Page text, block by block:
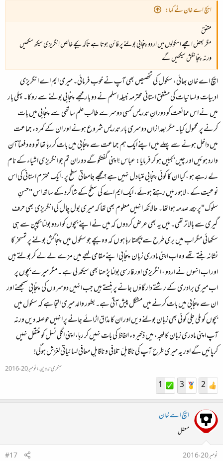
ایچ اے خان نے کہا:
متفق
مگر بعض اچھے اسکولوں میں اردو پنجابی بولنے پر فائن ہوتا ہے تاکہ بچے خالص انگریزی سیکھ سکھیں
ورنہ پنجانگش سیکھیں گے
ایچ اے خان بھائی، سکول کی تخصیص بھی آپ نے خوب فرمائی۔ میری ایم اے انگریزی
ادبیات و لسانیات کی مشفق استانی محترمہ نبیلہ اسلم نے دو بار مجھے پنجابی بولنے سے روکا۔ پہلی بار
میں نے اس ممانعت کو دورانِ تدریس کسی دوسرے طالب علم ساتھی سے پنجابی میں بات
کرنے پر محمول کیا۔ مگر بعد ازاں دوسری بار تدریس شروع ہونے اور ان کے کمرہء جماعت
میں داخل ہونے سے پہلے میں اپنے ایک ہم جماعت سے پنجابی میں بات کررہا تھا تو وہ دفعتا آن
وارد ہوئیں اور چیں بجبیں ہو کر فرمایا: عباس !اپنی گفتگو گے دوران تم جو انگریز ی اشیاء کے نام
لے رہے ہو ، کیا ان کا کوئی پنجابی متبادل نہیں ہے؟مجھے جامعاتی سطح پر ،ایک محترم استانی کی اس
نوعیت کے ، لاہور میں رہتے ہوئے، ایک ایم اے کی سطح کے شاگرد کے ساتھ اس "حسنِ
سلوک"پر بیحد صدمہ ہوا تھا۔ حالانکہ انہیں معلوم بھی تھا کہ میری بول چال کی انگریزی بھی حرف
گیری سے بالاتر تھی۔ میں یہ بھی عرض کردوں کہ میں نے اپنے بچوں کو اردو بولنا بچپن سے ہی
سکھائی مگر اب میں بری طرح سے پچھتا رہا ہو ں کہ وہ بچے جو سکول میں پنجاگش بولنے پر تمسخر کا
نشانہ بنتے تھے وہ اب اپنی مادری زبان پنجابی اپنے مقامی لہجے میں مزے لے لے کر بولتے ہیں
اور اب انہوں نے اردو ، انگریزی اور فارسی بولنا پڑھنا بھی سیکھ لی ہے ۔ مگر میرے بچوں پر
اب میری برادری کے رشتے دار گاؤں جانے پر ہنستے ہیں جب انہیں دوسروں کی پنجابی سمجھنے اور
ان سے پنجابی میں بات کرنے میں مشکل پیش آتی ہے۔ بطور والد میری التجا ہے کہ سکول میں
بچوں کو ملی جلی کوئی بھی زبان بولنے دیں اور ان کا مذاق اڑائے جانے پر انہیں حوصلہ دیں ورنہ
آپ اپنی مادری زبان کا لہجہ، میں ذخیرہء الفاظ کی بات نہیں کر رہا، اپنی اگلی نسل کو منتقل نہیں
کرپائیں گے اور یہ میری طرح آپ کی ناقابلَ تلافی و ناقابلِ معافی لسانیاتی لغزش ہوگی!
آخری تدوین:نومبر 20، 2016
2
3
1
ایچ اے خان
معطل
نومبر 20، 2016
#17